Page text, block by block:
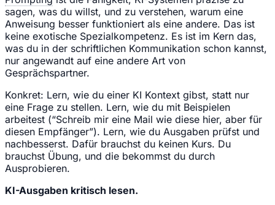
sagen, was du willst, und zu verstehen, warum eine
Anweisung besser funktioniert als eine andere. Das ist
keine exotische Spezialkompetenz. Es ist im Kern das,
was du in der schriftlichen Kommunikation schon kannst,
nur angewandt auf eine andere Art von
Gesprächspartner.
Konkret: Lern, wie du einer KI Kontext gibst, statt nur
eine Frage zu stellen. Lern, wie du mit Beispielen
arbeitest (“Schreib mir eine Mail wie diese hier, aber für
diesen Empfänger”). Lern, wie du Ausgaben prüfst und
nachbesserst. Dafür brauchst du keinen Kurs. Du
brauchst Übung, und die bekommst du durch
Ausprobieren.
KI-Ausgaben kritisch lesen.